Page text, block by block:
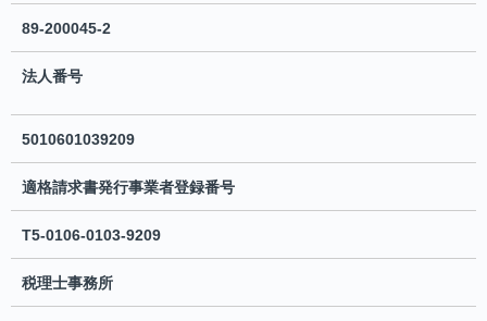
89-200045-2
法人番号
5010601039209
適格請求書発行事業者登録番号
T5-0106-0103-9209
税理士事務所